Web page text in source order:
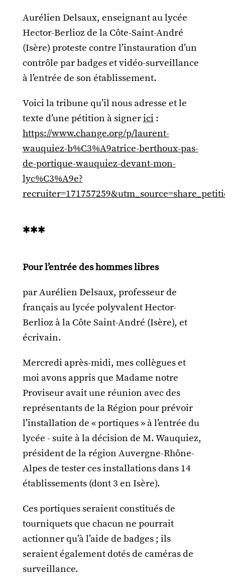
Aurélien Delsaux, enseignant au lycée
Hector-Berlioz de la Côte-Saint-André
(Isère) proteste contre l’instauration d’un
contrôle par badges et vidéo-surveillance
à l’entrée de son établissement.
Voici la tribune qu’il nous adresse et le
texte d’une pétition à signerici :
https://www.change.org/p/laurent-
wauquiez-b%C3%A9atrice-berthoux-pas-
de-portique-wauquiez-devant-mon-
lyc%C3%A9e?
***
Pour l’entrée des hommes libres
par Aurélien Delsaux, professeur de
français au lycée polyvalent Hector-
Berlioz à la Côte Saint-André (Isère), et
écrivain.
Mercredi après-midi, mes collègues et
moi avons appris que Madame notre
Proviseur avait une réunion avec des
représentants de la Région pour prévoir
l’installation de « portiques » à l’entrée du
lycée - suite à la décision de M. Wauquiez,
président de la région Auvergne-Rhône-
Alpes de tester ces installations dans 14
établissements (dont 3 en Isère).
Ces portiques seraient constitués de
tourniquets que chacun ne pourrait
actionner qu’à l’aide de badges ; ils
seraient également dotés de caméras de
surveillance.